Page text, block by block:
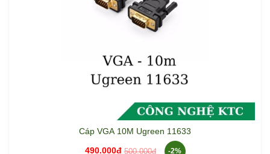
Cáp VGA 10M Ugreen 11633
490.000đ 500.000đ -2%